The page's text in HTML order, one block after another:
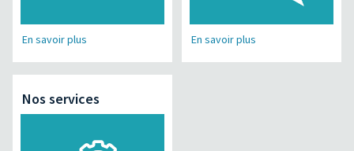
En savoir plus En savoir plus
Nos services